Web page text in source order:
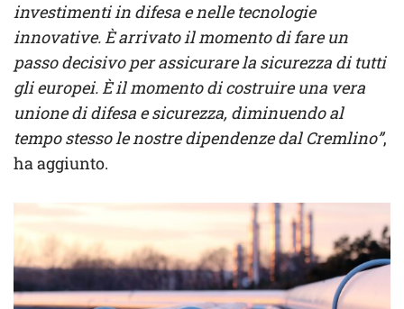
investimenti in difesa e nelle tecnologie
innovative. È arrivato il momento di fare un
passo decisivo per assicurare la sicurezza di tutti
gli europei. È il momento di costruire una vera
unione di difesa e sicurezza, diminuendo al
tempo stesso le nostre dipendenze dal Cremlino”,
ha aggiunto.